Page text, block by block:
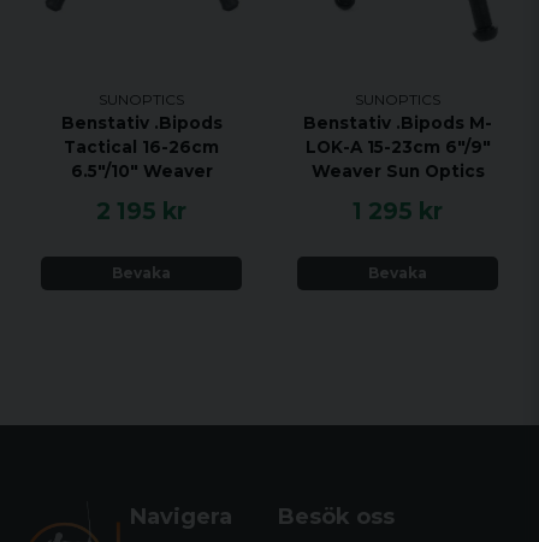
SUNOPTICS
Benstativ .Bipods
Tactical 16-26cm
6.5"/10" Weaver
2 195 kr
Bevaka
SUNOPTICS
Benstativ .Bipods M-
LOK-A 15-23cm 6"/9"
Weaver Sun Optics
1 295 kr
Bevaka
Navigera Besök oss